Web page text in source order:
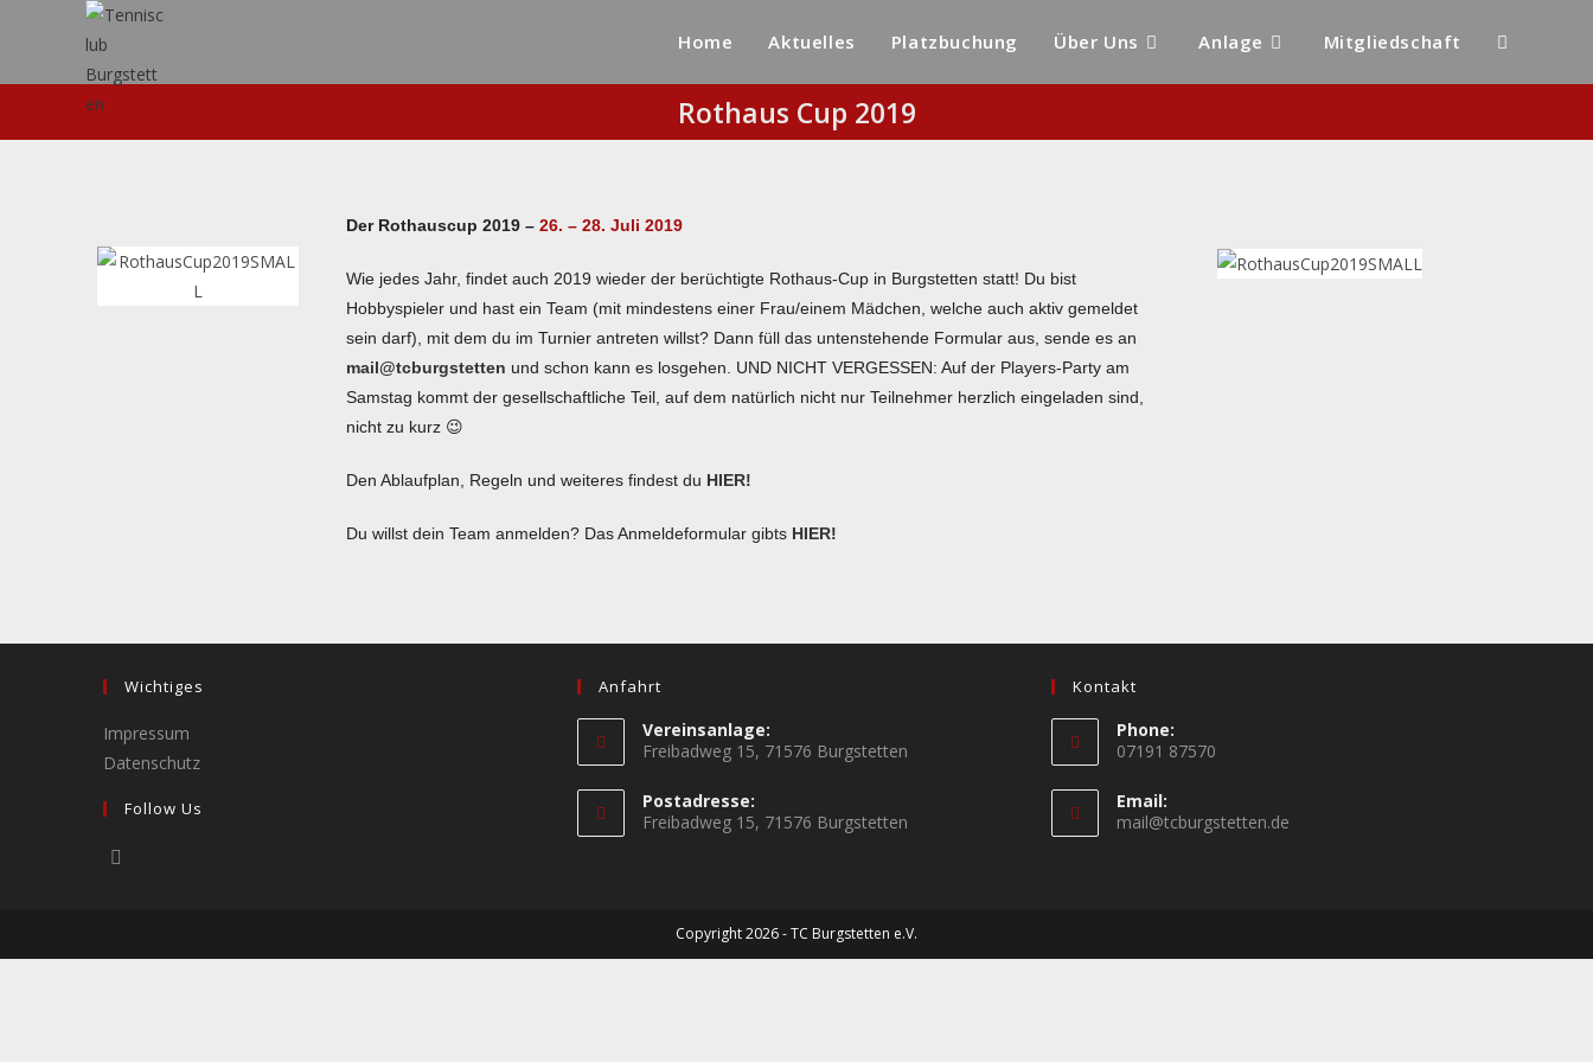
Home Aktuelles Platzbuchung Über Uns Anlage Mitgliedschaft
Rothaus Cup 2019
Der Rothauscup 2019 – 26. – 28. Juli 2019
Wie jedes Jahr, findet auch 2019 wieder der berüchtigte Rothaus-Cup in Burgstetten statt! Du bist
Hobbyspieler und hast ein Team (mit mindestens einer Frau/einem Mädchen, welche auch aktiv gemeldet
sein darf), mit dem du im Turnier antreten willst? Dann füll das untenstehende Formular aus, sende es an
mail@tcburgstetten und schon kann es losgehen. UND NICHT VERGESSEN: Auf der Players-Party am
Samstag kommt der gesellschaftliche Teil, auf dem natürlich nicht nur Teilnehmer herzlich eingeladen sind,
nicht zu kurz 😉
Den Ablaufplan, Regeln und weiteres findest du HIER!
Du willst dein Team anmelden? Das Anmeldeformular gibts HIER!
Wichtiges
Impressum
Datenschutz
Follow Us
Anfahrt
Vereinsanlage:
Freibadweg 15, 71576 Burgstetten
Postadresse:
Freibadweg 15, 71576 Burgstetten
Kontakt
Phone:
07191 87570
Email:
mail@tcburgstetten.de
Copyright 2026 - TC Burgstetten e.V.